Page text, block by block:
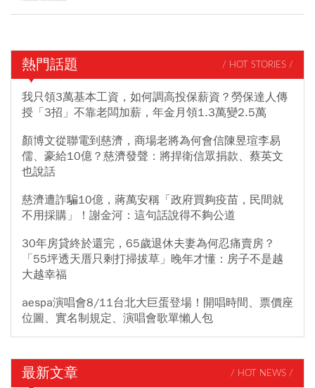
熱門話題 / HOT STORIES /
我只領3萬基本工資，如何調高投保薪資？勞保達人傳
授「3招」不靠老闆加薪，年金月領1.3萬變2.5萬
顏博文從聯電到慈濟，商場老將為何會信陳昱瑄李易
儒、豪給10億？慈濟發聲：將捍衛信眾捐款、蔡英文
也說話
慈濟遭詐騙10億，蔣萬安稱「政府買夠疫苗，民間就
不用採購」！謝金河：這句話說得不夠公道
30年房貸終於還完，65歲退休夫妻為何忍痛賣房？
「55坪透天厝只剩打掃拔草」晚年才懂：房子不是越
大越幸福
aespa演唱會8/11台北大巨蛋登場！開唱時間、票價座
位圖、實名制規定、演唱會歌單懶人包
最新文章 / HOT NEWS /